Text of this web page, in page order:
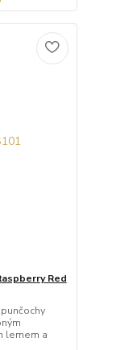
Red
lemem a